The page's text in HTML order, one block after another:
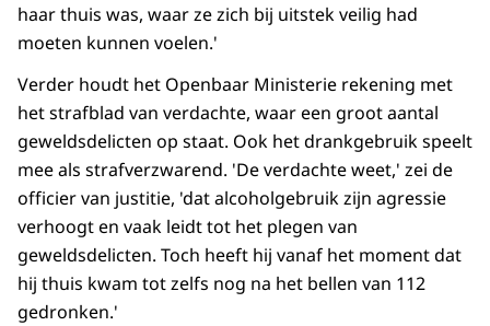
haar thuis was, waar ze zich bij uitstek veilig had
moeten kunnen voelen.'
Verder houdt het Openbaar Ministerie rekening met
het strafblad van verdachte, waar een groot aantal
geweldsdelicten op staat. Ook het drankgebruik speelt
mee als strafverzwarend. 'De verdachte weet,' zei de
officier van justitie, 'dat alcoholgebruik zijn agressie
verhoogt en vaak leidt tot het plegen van
geweldsdelicten. Toch heeft hij vanaf het moment dat
hij thuis kwam tot zelfs nog na het bellen van 112
gedronken.'